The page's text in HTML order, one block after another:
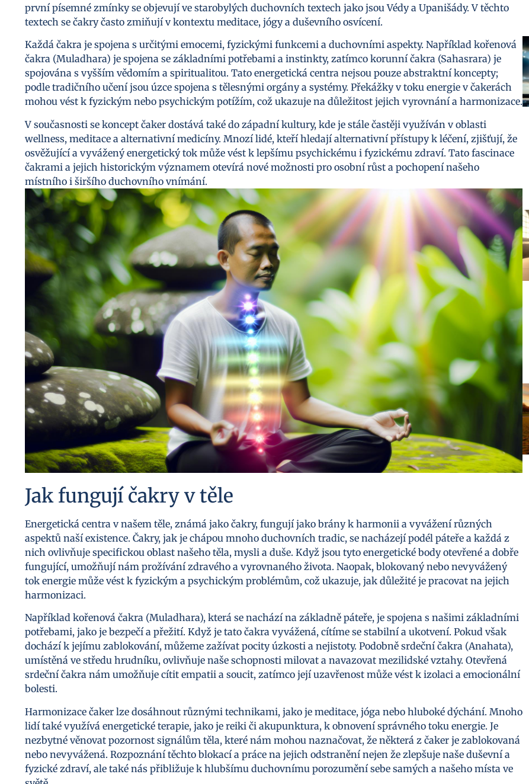
první písemné zmínky se objevují ve starobylých duchovních textech jako jsou Védy a Upanišády. V těchto
textech se čakry často zmiňují v kontextu meditace, jógy a duševního osvícení.
Každá čakra je spojena s určitými emocemi, fyzickými funkcemi a duchovními aspekty. Například kořenová
čakra (Muladhara) je spojena se základními potřebami a instinkty, zatímco korunní čakra (Sahasrara) je
spojována s vyšším vědomím a spiritualitou. Tato energetická centra nejsou pouze abstraktní koncepty;
podle tradičního učení jsou úzce spojena s tělesnými orgány a systémy. Překážky v toku energie v čakerách
mohou vést k fyzickým nebo psychickým potížím, což ukazuje na důležitost jejich vyrovnání a harmonizace.
V současnosti se koncept čaker dostává také do západní kultury, kde je stále častěji využíván v oblasti
wellness, meditace a alternativní medicíny. Mnozí lidé, kteří hledají alternativní přístupy k léčení, zjišťují, že
osvěžující a vyvážený energetický tok může vést k lepšímu psychickému i fyzickému zdraví. Tato fascinace
čakrami a jejich historickým významem otevírá nové možnosti pro osobní růst a pochopení našeho
místního i širšího duchovního vnímání.
Jak fungují čakry v těle
Energetická centra v našem těle, známá jako čakry, fungují jako brány k harmonii a vyvážení různých
aspektů naší existence. Čakry, jak je chápou mnoho duchovních tradic, se nacházejí podél páteře a každá z
nich ovlivňuje specifickou oblast našeho těla, mysli a duše. Když jsou tyto energetické body otevřené a dobře
fungující, umožňují nám prožívání zdravého a vyrovnaného života. Naopak, blokovaný nebo nevyvážený
tok energie může vést k fyzickým a psychickým problémům, což ukazuje, jak důležité je pracovat na jejich
harmonizaci.
Například kořenová čakra (Muladhara), která se nachází na základně páteře, je spojena s našimi základními
potřebami, jako je bezpečí a přežití. Když je tato čakra vyvážená, cítíme se stabilní a ukotvení. Pokud však
dochází k jejímu zablokování, můžeme zažívat pocity úzkosti a nejistoty. Podobně srdeční čakra (Anahata),
umístěná ve středu hrudníku, ovlivňuje naše schopnosti milovat a navazovat mezilidské vztahy. Otevřená
srdeční čakra nám umožňuje cítit empatii a soucit, zatímco její uzavřenost může vést k izolaci a emocionální
bolesti.
Harmonizace čaker lze dosáhnout různými technikami, jako je meditace, jóga nebo hluboké dýchání. Mnoho
lidí také využívá energetické terapie, jako je reiki či akupunktura, k obnovení správného toku energie. Je
nezbytné věnovat pozornost signálům těla, které nám mohou naznačovat, že některá z čaker je zablokovaná
nebo nevyvážená. Rozpoznání těchto blokací a práce na jejich odstranění nejen že zlepšuje naše duševní a
fyzické zdraví, ale také nás přibližuje k hlubšímu duchovnímu porozumění sebe samých a našeho místa ve